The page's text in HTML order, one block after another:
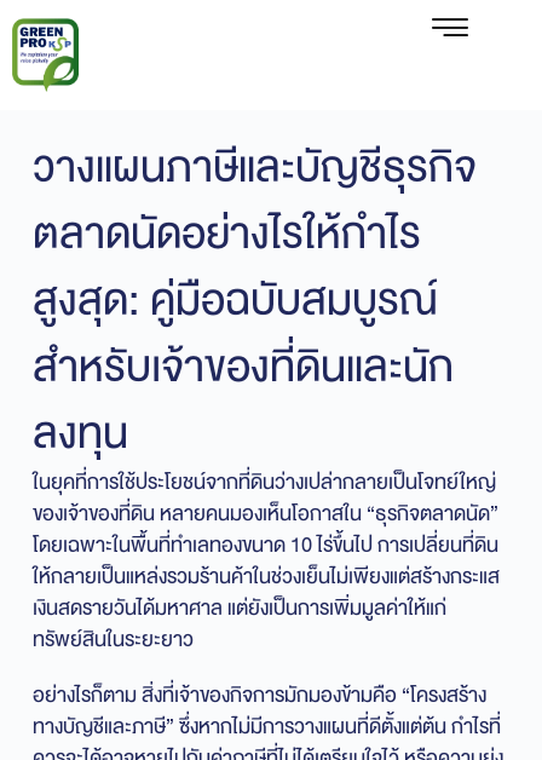
วางแผนภาษีและบัญชีธุรกิจ
ตลาดนัดอย่างไรให้กำไร
สูงสุด: คู่มือฉบับสมบูรณ์
สำหรับเจ้าของที่ดินและนัก
ลงทุน
ในยุคที่การใช้ประโยชน์จากที่ดินว่างเปล่ากลายเป็นโจทย์ใหญ่
ของเจ้าของที่ดิน หลายคนมองเห็นโอกาสใน “ธุรกิจตลาดนัด”
โดยเฉพาะในพื้นที่ทำเลทองขนาด 10 ไร่ขึ้นไป การเปลี่ยนที่ดิน
ให้กลายเป็นแหล่งรวมร้านค้าในช่วงเย็นไม่เพียงแต่สร้างกระแส
เงินสดรายวันได้มหาศาล แต่ยังเป็นการเพิ่มมูลค่าให้แก่
ทรัพย์สินในระยะยาว
อย่างไรก็ตาม สิ่งที่เจ้าของกิจการมักมองข้ามคือ “โครงสร้าง
ทางบัญชีและภาษี” ซึ่งหากไม่มีการวางแผนที่ดีตั้งแต่ต้น กำไรที่